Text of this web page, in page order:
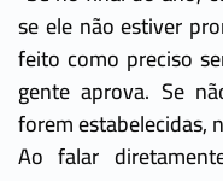
se ele não estiver
feito como preciso
gente aprova. Se
forem estabelecidas,
Ao falar